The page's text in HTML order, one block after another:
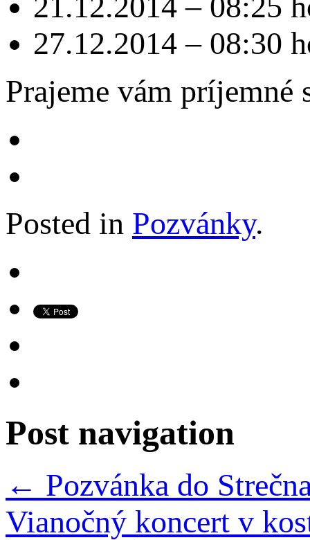
27.12.2014 – 08:30
Prajeme vám príjemné
Posted in Pozvánky.
Post navigation
← Pozvánka do
Vianočný koncert v